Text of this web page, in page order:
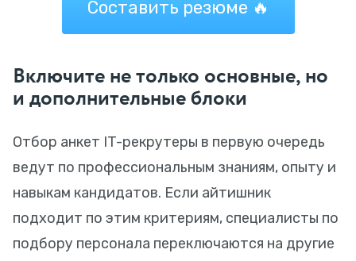
Составить резюме 🔥
Включите не только основные, но
и дополнительные блоки
Отбор анкет IT-рекрутеры в первую очередь
ведут по профессиональным знаниям, опыту и
навыкам кандидатов. Если айтишник
подходит по этим критериям, специалисты по
подбору персонала переключаются на другие